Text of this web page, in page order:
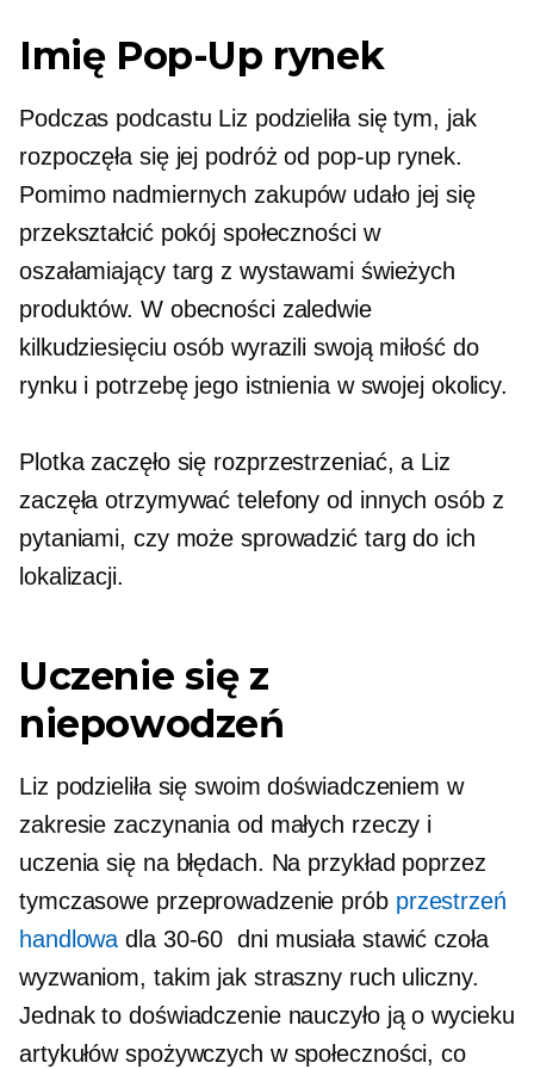
Imię Pop-Up rynek
Podczas podcastu Liz podzieliła się tym, jak
rozpoczęła się jej podróż od pop-uprynek.
Pomimo nadmiernych zakupów udało jej się
przekształcić pokój społeczności w
oszałamiający targ z wystawami świeżych
produktów. W obecności zaledwie
kilkudziesięciu osób wyrazili swoją miłość do
rynku i potrzebę jego istnienia w swojej okolicy.
Plotkazaczęło się rozprzestrzeniać, a Liz
zaczęła otrzymywać telefony od innych osób z
pytaniami, czy może sprowadzić targ do ich
lokalizacji.
Uczenie się z
niepowodzeń
Liz podzieliła się swoim doświadczeniem w
zakresie zaczynania od małych rzeczy i
uczenia się na błędach. Na przykład poprzez
tymczasowe przeprowadzenie prób przestrzeń
handlowa dla 30-60 dni musiała stawić czoła
wyzwaniom, takim jak straszny ruch uliczny.
Jednak to doświadczenie nauczyło ją o wycieku
artykułów spożywczych w społeczności, co